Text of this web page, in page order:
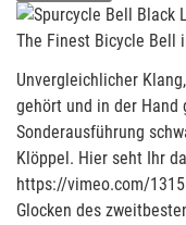
The Finest Bicycle Bell
Unvergleichlicher
gehört und in der
Sonderausführung
Klöppel. Hier seht Ihr
https://vimeo.com/
Glocken des